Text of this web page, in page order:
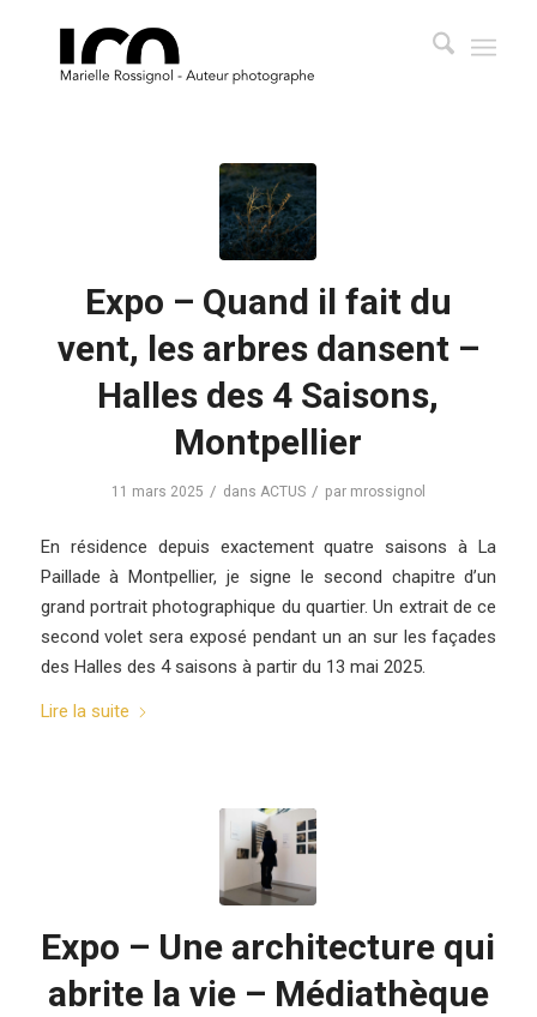
Expo – Quand il fait du
vent, les arbres dansent –
Halles des 4 Saisons,
Montpellier
11 mars 2025 / dans ACTUS / par mrossignol
En résidence depuis exactement quatre saisons à La
Paillade à Montpellier, je signe le second chapitre d’un
grand portrait photographique du quartier. Un extrait de ce
second volet sera exposé pendant un an sur les façades
des Halles des 4 saisons à partir du 13 mai 2025.
Lire la suite
Expo – Une architecture qui
abrite la vie – Médiathèque